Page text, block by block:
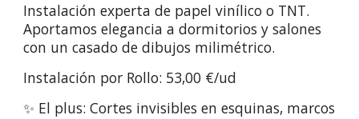
Instalación experta de papel vinílico o TNT.
Aportamos elegancia a dormitorios y salones
con un casado de dibujos milimétrico.
Instalación por Rollo: 53,00 €/ud
✨ El plus: Cortes invisibles en esquinas, marcos